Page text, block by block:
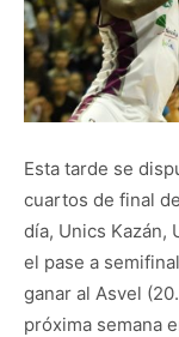
Esta tarde se
cuartos de final
día, Unics Kazán,
el pase a
ganar al Asvel
próxima semana